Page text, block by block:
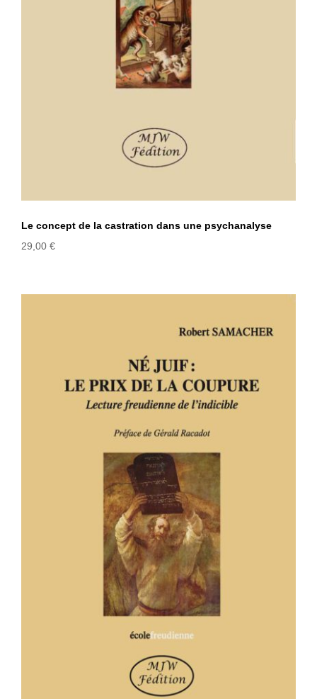
Le concept de la castration dans une psychanalyse
29,00 €
NÉ JUIF : LE PRIX DE LA COUPURE –
Lecture freudienne de l’indicible